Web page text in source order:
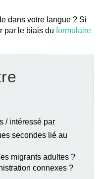
dans votre langue ? Si
par le biais du formulaire
/ intéressé par
secondes lié au
migrants adultes ?
connexes ?